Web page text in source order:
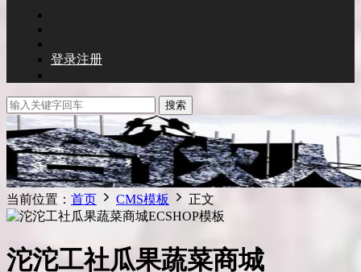
登录注册
搜索
当前位置： 首页 CMS模板 正文
沱沱工社瓜果蔬菜商城